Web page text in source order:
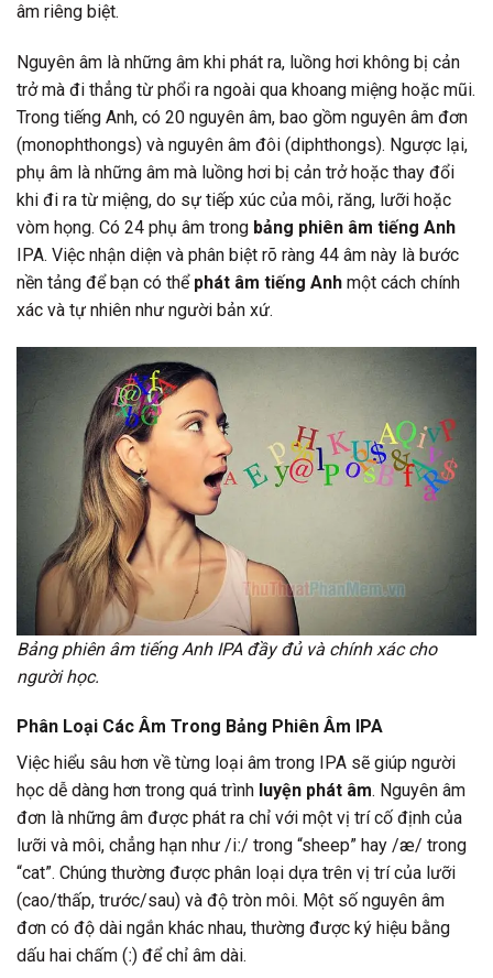
âm riêng biệt.
Nguyên âm là những âm khi phát ra, luồng hơi không bị cản
trở mà đi thẳng từ phổi ra ngoài qua khoang miệng hoặc mũi.
Trong tiếng Anh, có 20 nguyên âm, bao gồm nguyên âm đơn
(monophthongs) và nguyên âm đôi (diphthongs). Ngược lại,
phụ âm là những âm mà luồng hơi bị cản trở hoặc thay đổi
khi đi ra từ miệng, do sự tiếp xúc của môi, răng, lưỡi hoặc
vòm họng. Có 24 phụ âm trong bảng phiên âm tiếng Anh
IPA. Việc nhận diện và phân biệt rõ ràng 44 âm này là bước
nền tảng để bạn có thể phát âm tiếng Anh một cách chính
xác và tự nhiên như người bản xứ.
Bảng phiên âm tiếng Anh IPA đầy đủ và chính xác cho
người học.
Phân Loại Các Âm Trong Bảng Phiên Âm IPA
Việc hiểu sâu hơn về từng loại âm trong IPA sẽ giúp người
học dễ dàng hơn trong quá trình luyện phát âm. Nguyên âm
đơn là những âm được phát ra chỉ với một vị trí cố định của
lưỡi và môi, chẳng hạn như /iː/ trong “sheep” hay /æ/ trong
“cat”. Chúng thường được phân loại dựa trên vị trí của lưỡi
(cao/thấp, trước/sau) và độ tròn môi. Một số nguyên âm
đơn có độ dài ngắn khác nhau, thường được ký hiệu bằng
dấu hai chấm (ː) để chỉ âm dài.